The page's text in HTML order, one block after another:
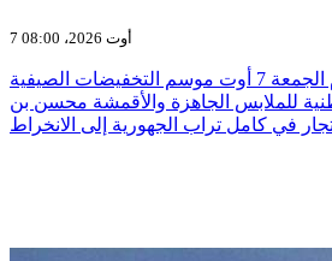
7 أوت 2026، 08:00
ينطلق بداية من اليوم الجمعة 7 أوت موسم التخفيضات الصيفية
للملابس الجاهزة والأقمشة محسن بن